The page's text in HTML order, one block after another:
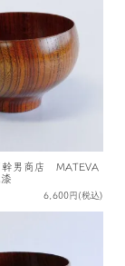
男商店 MATEVA
6,600円(税込)